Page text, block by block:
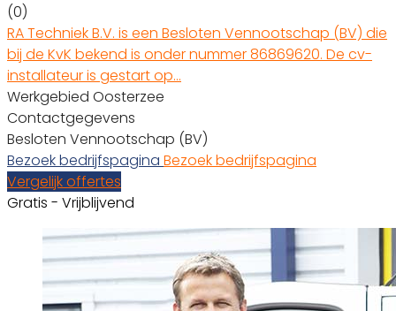
(0)
RA Techniek B.V. is een Besloten Vennootschap (BV) die
bij de KvK bekend is onder nummer 86869620. De cv-
installateur is gestart op…
Werkgebied Oosterzee
Contactgegevens
Besloten Vennootschap (BV)
Bezoek bedrijfspagina Bezoek bedrijfspagina
Vergelijk offertes
Gratis - Vrijblijvend